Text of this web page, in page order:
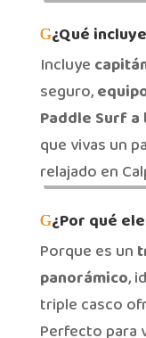
¿Qué
Incluye
seguro,
Paddle Surf
que vivas un
relajado en
¿Por qué
Porque es un
panorámico,
triple casco
Perfecto para